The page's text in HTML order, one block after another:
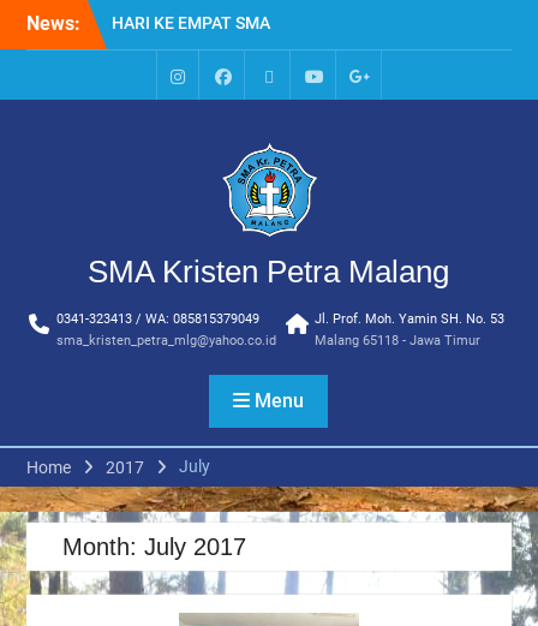
News:
HARI KE EMPAT SMA
KRISTEN PETRA MALANG
MPLS HARI KE TIGA SMA
KRISTEN PETRA MALANG
LINGKUNGAN SEKOLAH DI
SMA KRISTEN PETRA
AJARAN BARU YBPK
MPLS HARI KE 5 SMA
KRISTEN PETRA MALANG
IG
FacebookWhatsappYoutubeGoogle+
SMA Kristen Petra Malang
0341-323413 / WA: 085815379049
sma_kristen_petra_mlg@yahoo.co.id
Jl. Prof. Moh. Yamin SH. No. 53
Malang 65118 - Jawa Timur
Menu
Home 2017 July
Month: July 2017